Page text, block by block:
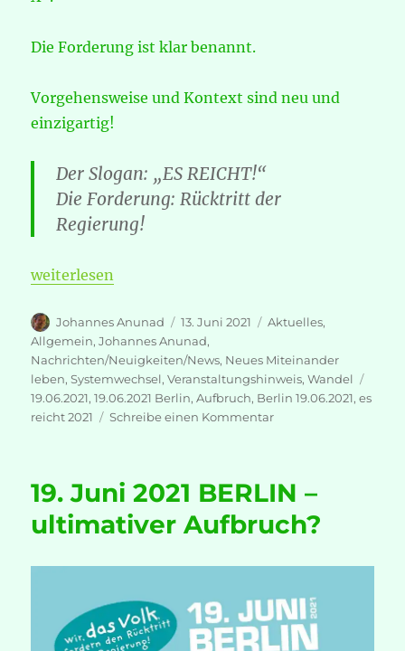
Die Forderung ist klar benannt.
Vorgehensweise und Kontext sind neu und
einzigartig!
Der Slogan: „ES REICHT!“
Die Forderung: Rücktritt der
Regierung!
„19. Juni 2021 BERLIN – AKTUELL“
weiterlesen
Autor
Johannes Anunad
Veröffentlicht
am
13. Juni 2021 Kategorien
Aktuelles,
Allgemein,Johannes Anunad,
Nachrichten/Neuigkeiten/News, Neues Miteinander
leben,Systemwechsel,Veranstaltungshinweis,Wandel
19.06.2021,19.06.2021 Berlin,Aufbruch, Berlin 19.06.2021,es
reicht 2021
Schreibe einen Kommentarzu
BERLIN
AKTUELL
19. Juni 2021 BERLIN –
ultimativer Aufbruch?